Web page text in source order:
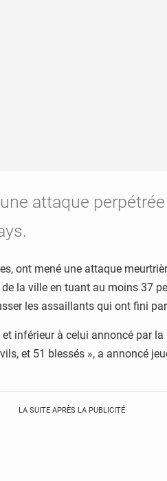
attaque
ont mené une attaque
la ville en tuant au moins 37
les assaillants qui ont fini
inférieur à celui annoncé par
et 51 blessés », a annoncé
LA SUITE APRÈS LA PUBLICITÉ